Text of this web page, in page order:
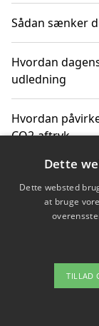
Sådan sænker
Hvordan
udledning
Hvordan
CO2-aftryk
Hvordan
hverdag
Om
Dette
Dette websted
at bruge
TILLAD